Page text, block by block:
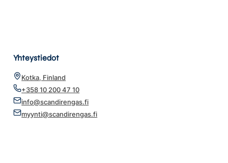
Yhteystiedot
Kotka, Finland
+358 10 200 47 10
info@scandirengas.fi
myynti@scandirengas.fi